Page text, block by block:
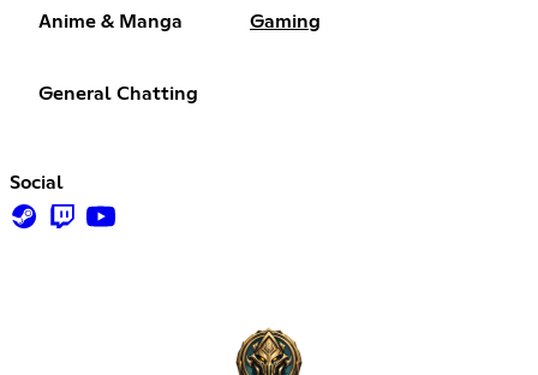
Anime & Manga Gaming
General Chatting
Social